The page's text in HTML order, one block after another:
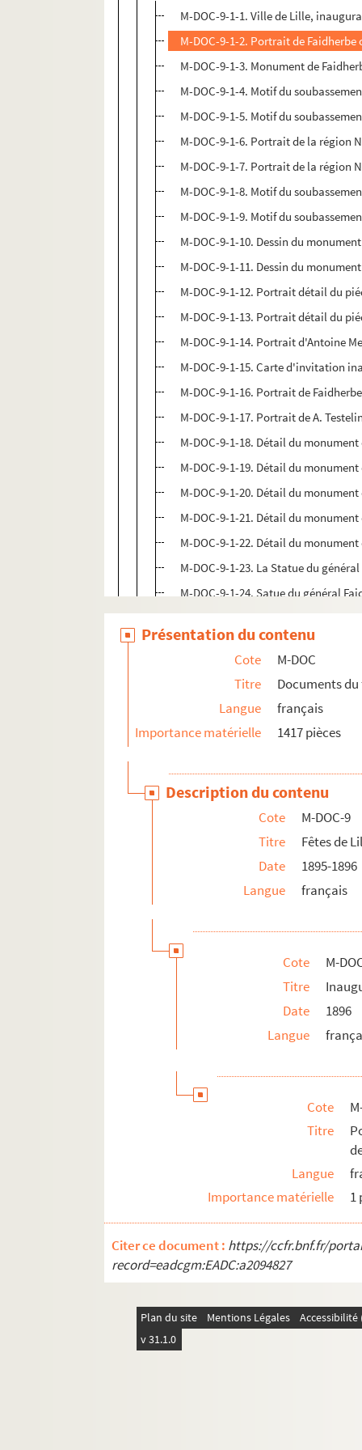
M-DOC-9-1-1. Ville de Lille,
M-DOC-9-1-2. Portrait de
M-DOC-9-1-3. Monument de
M-DOC-9-1-4. Motif du
M-DOC-9-1-5. Motif du
M-DOC-9-1-6. Portrait de la région
M-DOC-9-1-7. Portrait de la région
M-DOC-9-1-8. Motif du
M-DOC-9-1-9. Motif du
M-DOC-9-1-10. Dessin du
M-DOC-9-1-11. Dessin du
M-DOC-9-1-12. Portrait détail du
M-DOC-9-1-13. Portrait détail du
M-DOC-9-1-14. Portrait d'Antoine
M-DOC-9-1-15. Carte d'invitation
M-DOC-9-1-16. Portrait de
M-DOC-9-1-17. Portrait de A.
M-DOC-9-1-18. Détail du
M-DOC-9-1-19. Détail du
M-DOC-9-1-20. Détail du
M-DOC-9-1-21. Détail du
M-DOC-9-1-22. Détail du
M-DOC-9-1-23. La Statue du
M-DOC-9-1-24. Satue du général
M-DOC-9-1-25. Maison natale de
M-DOC-9-1-26. Portrait du général
M-DOC-9-1-27. Portrait du général
M-DOC-9-1-28. Portrait du général
M-DOC-9-1-29. Catalogue officiel
M-DOC-9-1-30. Page de livre 155-
M-DOC-9-1-32. A la statue du
M-DOC-9-1-33. Coupure de
M-DOC-9-1-34. "La Vaclette",
M-DOC-9-1-35. "L'Echo du Nord",
M-DOC-9-1-36. Gloire à
M-DOC-9-1-38. Ville de Lille,
M-DOC-9-1-39. Lille, programme,
M-DOC-9-1-40. Lille, affiche pour
M-DOC-9-1-41. Lille, affiche pour
M-DOC-9-1-42. Portraits du
M-DOC-9-1-44. "Le Progrès du
M-DOC-9-1-46. Portrait de Faidherbe
M-DOC-9-1-47. "La Dépêche"
M-DOC-9-1-48. Détail du
M-DOC-9-1-49. Détail du
M-DOC-9-1-50. Portrait du général
M-DOC-9-1-51. Rentrée de
M-DOC-9-1-53. Portrait du général
Présentation du contenu
Cote
M-DOC
Titre
Documents
Langue
français
Importance matérielle
1417 pièces
Description du contenu
Cote
M-DOC-9
Titre
Fêtes de
Date
1895-1896
Langue
français
Cote
M-
Titre
Date
1896
Langue
Cote
Titre
Langue
Importance matérielle
1
Citer ce document : https://ccfr.bnf.fr/
record=eadcgm:EADC:a2094827
Plan du site Mentions Légales
v 31.1.0